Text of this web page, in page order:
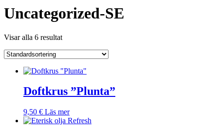
Uncategorized-SE
Visar alla 6 resultat
Doftkrus ”Plunta”
9,50 € Läs mer